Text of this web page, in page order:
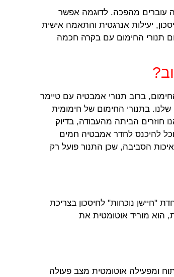
עוברים מהפכה. לדוגמה אפשר
יעילות אנרגטית והתאמה אישית
תנורי החימום עם בקרה חכמה
ברוב תנורי אמבטיה עם טיימר
בתנורי החימום של חימומית
חוזרים הביתה מהעבודה, בדיוק
להיכנס לחדר אמבטיה חמים
הסביבה, שכן התנור פועל רק
"חיישן נוכחות" לחיסכון בצריכת
הוא מוריד אוטומטית את
ומפעילה אוטומטית מצב פעולה